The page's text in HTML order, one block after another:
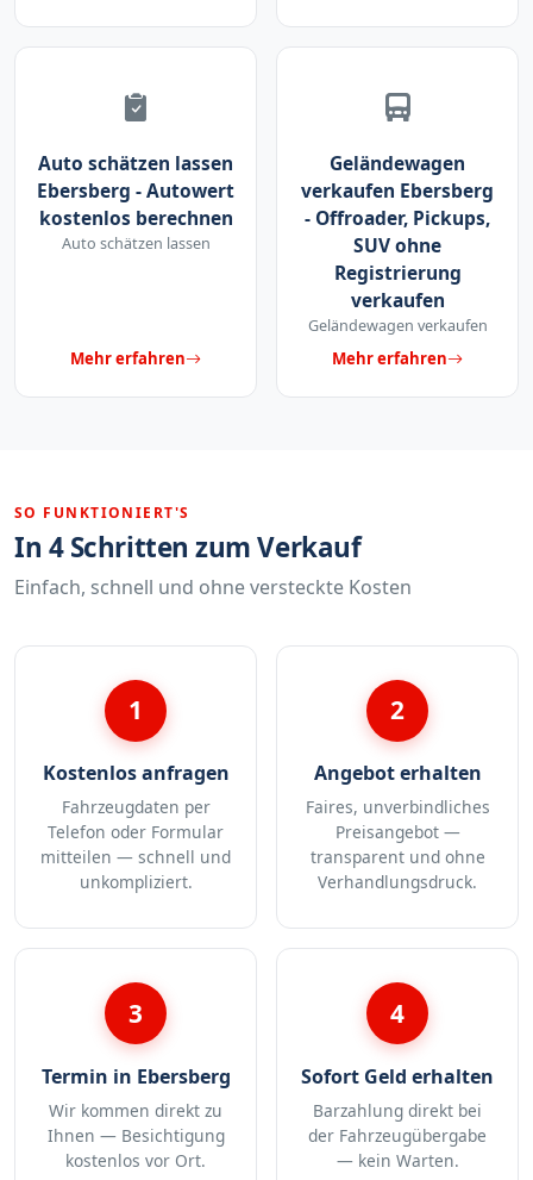
Auto schätzen lassen
Ebersberg - Autowert
kostenlos berechnen
Auto schätzen lassen
Mehr erfahren
Geländewagen
verkaufen Ebersberg
- Offroader, Pickups,
SUV ohne
Registrierung
verkaufen
Geländewagen verkaufen
Mehr erfahren
SO FUNKTIONIERT'S
In 4 Schritten zum Verkauf
Einfach, schnell und ohne versteckte Kosten
1
Kostenlos anfragen
Fahrzeugdaten per
Telefon oder Formular
mitteilen — schnell und
unkompliziert.
2
Angebot erhalten
Faires, unverbindliches
Preisangebot —
transparent und ohne
Verhandlungsdruck.
3
Termin in Ebersberg
Wir kommen direkt zu
Ihnen — Besichtigung
kostenlos vor Ort.
4
Sofort Geld erhalten
Barzahlung direkt bei
der Fahrzeugübergabe
— kein Warten.